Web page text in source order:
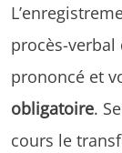
procès-verbal
prononcé et
obligatoire.
cours le